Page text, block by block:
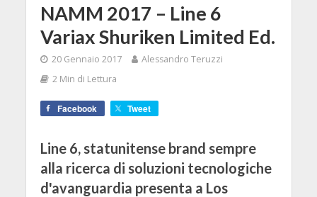
NAMM 2017 – Line 6
Variax Shuriken Limited Ed.
20 Gennaio 2017
Alessandro Teruzzi
2 Min di Lettura
Facebook Tweet
Line 6, statunitense brand sempre
alla ricerca di soluzioni tecnologiche
d'avanguardia presenta a Los